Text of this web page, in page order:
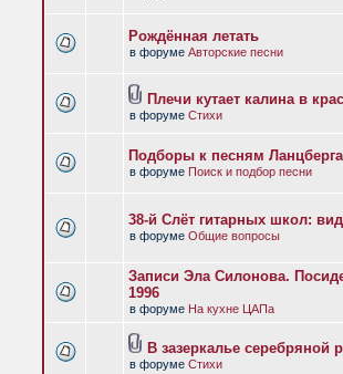
Рождённая летать
в форуме Авторские песни
Плечи кутает калина в
в форуме Стихи
Подборы к песням
в форуме Поиск и подбор песни
38-й Слёт гитарных школ:
в форуме Общие вопросы
Записи Эла Силонова.
1996
в форуме На кухне ЦАПа
В зазеркалье серебряной
в форуме Стихи